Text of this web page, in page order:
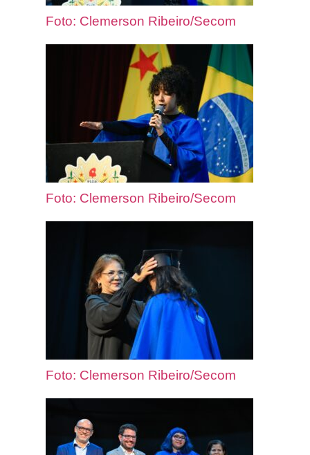
Foto: Clemerson Ribeiro/Secom
Foto: Clemerson Ribeiro/Secom
Foto: Clemerson Ribeiro/Secom